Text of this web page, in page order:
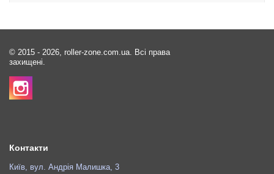
© 2015 - 2026, roller-zone.com.ua. Всі права
захищені.
Контакти
Київ, вул. Андрія Малишка, 3